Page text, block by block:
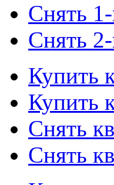
Снять
Снять
Купить
Купить
Снять
Снять